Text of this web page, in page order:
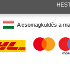
A csomagküldés a